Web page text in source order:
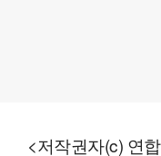
<저작권자(c) 연